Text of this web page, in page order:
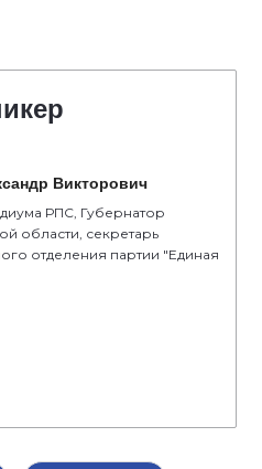
Викторович
РПС, Губернатор
области, секретарь
отделения партии "Единая